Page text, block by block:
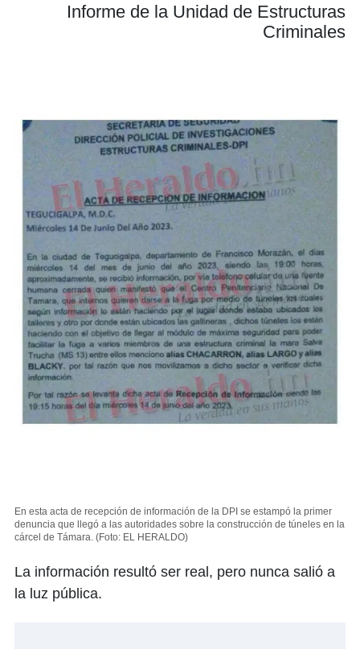
Informe de la Unidad de Estructuras
Criminales
En esta acta de recepción de información de la DPI se estampó la primer
denuncia que llegó a las autoridades sobre la construcción de túneles en la
cárcel de Támara. (Foto: EL HERALDO)
La información resultó ser real, pero nunca salió a
la luz pública.